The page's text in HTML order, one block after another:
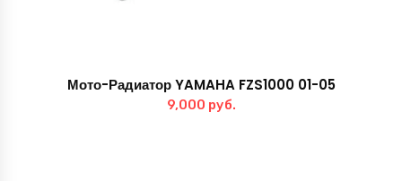
Мото-Радиатор YAMAHA FZS1000 01-05
9,000 руб.